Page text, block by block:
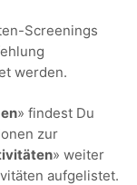
Screenings
werden.
» findest Du
zur
» weiter
aufgelistet.